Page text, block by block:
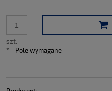
szt.
* - Pole wymagane